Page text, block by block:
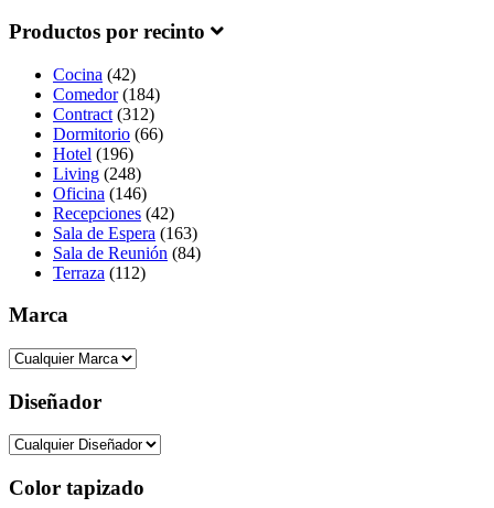
Productos por recinto
Cocina (42)
Comedor(184)
Contract (312)
Dormitorio (66)
Hotel (196)
Living (248)
Oficina (146)
Recepciones (42)
Sala de Espera (163)
Sala de Reunión (84)
Terraza (112)
Marca
Diseñador
Color tapizado